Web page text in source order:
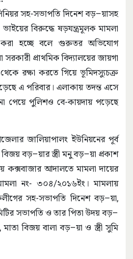
সহ-সভাপতি দিনেশ বড়–য়াসহ
ভাইয়ের বিরুদ্ধে ষড়যন্ত্রমূলক মামলা
করা হচ্ছে বলে গুরুতর অভিযোগ
সরকারী প্রাথমিক বিদ্যালয়ের জায়গা
রক্ষা করতে গিয়ে ভূমিদস্যুচক্র
এ পরিবার। এলাকায় তদন্ত এসে
পেয়ে পুলিশও বে-কায়দায় পড়েছে
জালিয়াপালং ইউনিয়নের পূর্ব
বিজয় বড়–য়ার স্ত্রী মনু বড়–য়া প্রকাশ
কক্সবাজার আদালতে মামলা দায়ের
নং- ৩০৪/২০১৬ইং। মামলায়
সহ-সভাপতি দিনেশ বড়–য়া,
সভাপতি ও তার পিতা উদয় বড়–
বিজয় বালা বড়–য়া ও স্ত্রী সুমি